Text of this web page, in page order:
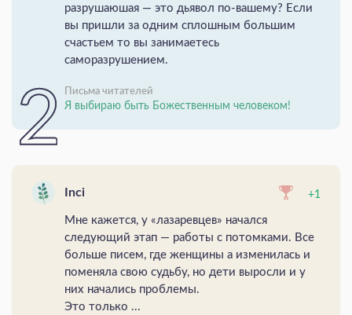
разрушаюшая — это дьявол по-вашему? Если
вы пришли за одним сплошным большим
счастьем то вы занимаетесь
саморазрушением.
Письма читателей
Я выбираю быть Божественным человеком!
Inci +1
Мне кажется, у «лазаревцев» начался
следующий этап — работы с потомками. Все
больше писем, где женщины а изменилась и
поменяла свою судьбу, но дети выросли и у
них начались проблемы.
Это только ...